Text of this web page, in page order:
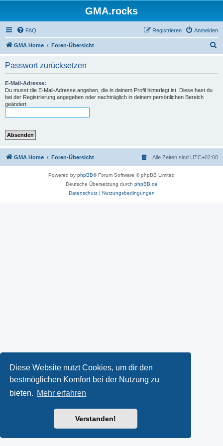
Diese Website nutzt Cookies, um dir den
bestmöglichen Komfort bei der Nutzung zu
bieten. Mehr erfahren
Verstanden!
GMA.rocks
FAQ Anmelden
Registrieren
GMA Home Foren-Übersicht
Passwort zurücksetzen
E-Mail-Adresse:
Du musst die E-Mail-Adresse angeben, die in deinem Profil hinterlegt ist. Diese hast du
bei der Registrierung angegeben oder nachträglich in deinem persönlichen Bereich
geändert.
GMA Home Foren-Übersicht Alle Zeiten sind UTC+02:00
Powered by phpBB® Forum Software © phpBB Limited
Deutsche Übersetzung durch phpBB.de
Datenschutz| Nutzungsbedingungen